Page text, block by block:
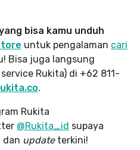
bisa kamu unduh
untuk pengalaman cari
Bisa juga langsung
Rukita) di +62 811-
.
Rukita
@Rukita_id supaya
dan update terkini!